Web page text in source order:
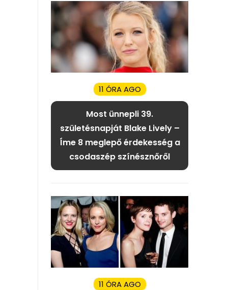
11 ÓRA AGO
Most ünnepli 39.
születésnapját Blake Lively –
Íme 8 meglepő érdekesség a
csodaszép színésznőről
11 ÓRA AGO